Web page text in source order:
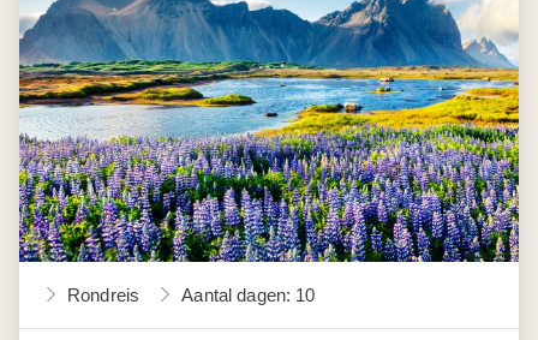
Rondreis Aantal dagen: 10